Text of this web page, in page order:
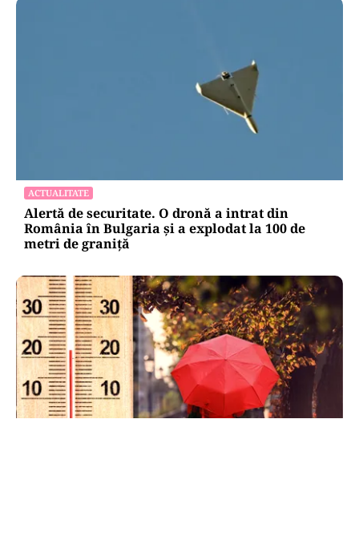
ACTUALITATE
Alertă de securitate. O dronă a intrat din
România în Bulgaria şi a explodat la 100 de
metri de graniţă